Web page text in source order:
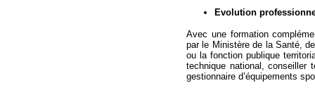
Evolution
Avec une formation
par le Ministère de la Santé,
ou la fonction publique
technique national, conseiller
gestionnaire d’équipements